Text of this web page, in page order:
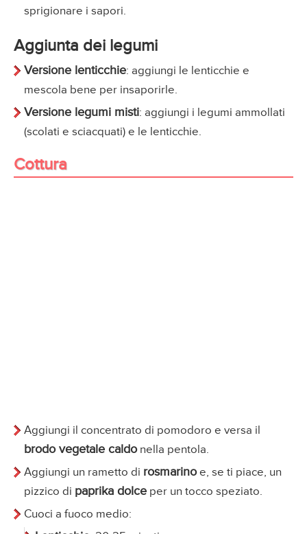
sprigionare i sapori.
Aggiunta dei legumi
Versione lenticchie: aggiungi le lenticchie e
mescola bene per insaporirle.
Versione legumi misti: aggiungi i legumi ammollati
(scolati e sciacquati) e le lenticchie.
Cottura
Aggiungi il concentrato di pomodoro e versa il
brodo vegetale caldonella pentola.
Aggiungi un rametto di rosmarinoe, se ti piace, un
pizzico di paprika dolce per un tocco speziato.
Cuoci a fuoco medio: